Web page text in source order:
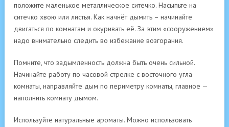
по­ложите маленькое металлическое ситечко. Насыпьте на
ситечко хвою или листья. Как начнёт дымить – начи­найте
двигаться по комнатам и оку­ривать её. За этим «сооружением»
надо внимательно следить во избежание возгорания.
Помните, что задымленность должна быть очень сильной.
Начинайте работу по часовой стрелке с восточного угла
комнаты, направляйте дым по периметру ком­наты, главное —
наполнить комнату дымом.
Используйте натуральные ароматы. Можно использовать